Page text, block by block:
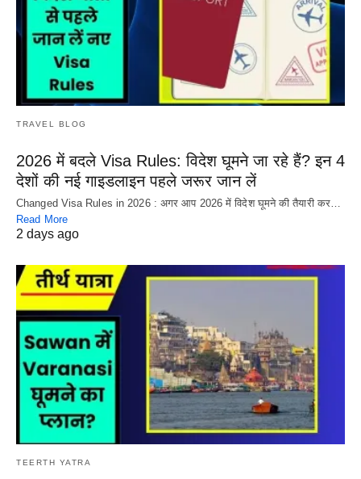
TRAVEL BLOG
2026 में बदले Visa Rules: विदेश घूमने जा रहे हैं? इन 4
देशों की नई गाइडलाइन पहले जरूर जान लें
Changed Visa Rules in 2026 : अगर आप 2026 में विदेश घूमने की तैयारी कर…
Read More
2 days ago
TEERTH YATRA